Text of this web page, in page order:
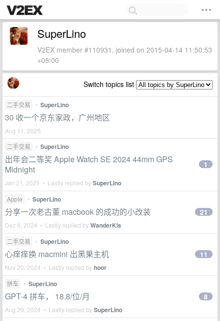
SuperLino
V2EX member #110931, joined on 2015-04-14 11:50:53
+08:00
Switch topics list
二手交易 • SuperLino
30 收一个京东家政，广州地区
Aug 11, 2025
二手交易
• SuperLino
出年会二等奖 Apple Watch SE 2024 44mm GPS
Midnight
Jan 21, 2025 • Lastly replied bySuperLino
1
Apple • SuperLino
分享一次老古董 macbook 的成功的小改装
Dec 8, 2024 • Lastly replied byWanderKis
21
二手交易 • SuperLino
心痒痒换 macmini 出黑果主机
Nov 20, 2024 • Lastly replied byhoor
11
拼车 • SuperLino
GPT-4 拼车， 18.8/位/月
Aug 29, 2024 • Lastly replied bySuperLino
8